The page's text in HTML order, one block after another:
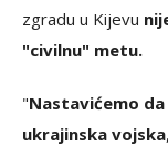
zgradu u Kijevu
"civilnu" metu.
"Nastavićemo
ukrajinska vojska